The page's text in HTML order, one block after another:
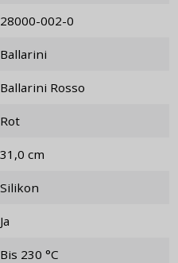
28000-002-0
Ballarini
Ballarini Rosso
Rot
31,0 cm
Silikon
Ja
bis 230 °C